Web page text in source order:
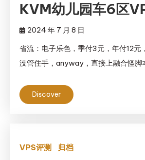
KVM幼儿园车6区
2024 年 7 月 8 日
省流：电子乐色，季付3元，年付12元
没管住手，anyway，直接上融合怪
Discover
VPS评测 归档